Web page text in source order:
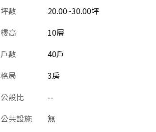
坪數
20.00~30.00坪
樓高
10層
戶數
40戶
格局
3房
公設比
--
公共設施 無